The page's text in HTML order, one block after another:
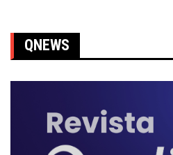
QNEWS